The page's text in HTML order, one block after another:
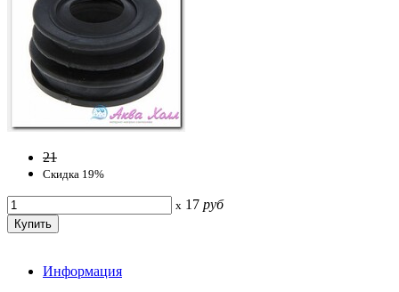
21
Скидка 19%
x 17 руб
Информация